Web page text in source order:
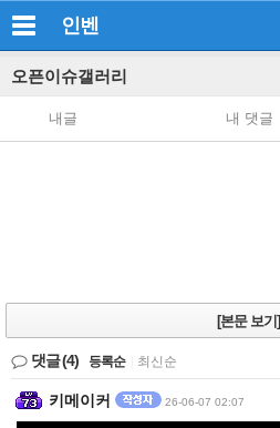
인벤
오픈이슈갤러리
내글 내 댓글
[본문 보기]
댓글(4) 등록순 최신순
키메이커 26-06-07 02:07